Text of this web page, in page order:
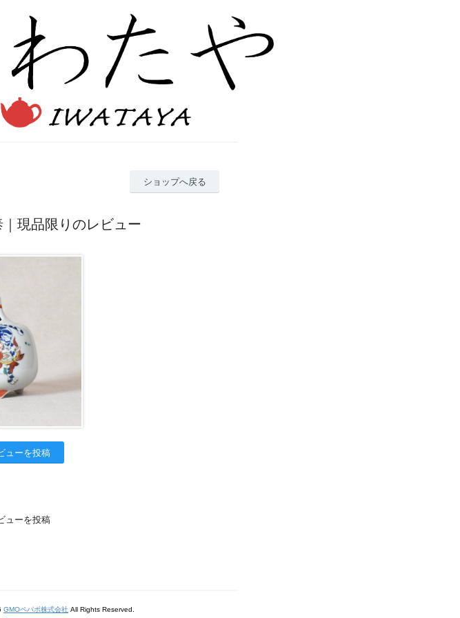
ショップへ戻る
現品限りのレビュー
ューを投稿
ューを投稿
GMOペパボ株式会社 All Rights Reserved.